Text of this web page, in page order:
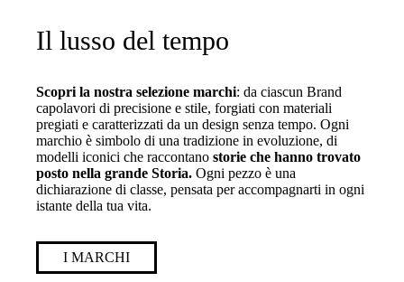
Il lusso del tempo
Scopri la nostra selezione marchi: da ciascun Brand
capolavori di precisione e stile, forgiati con materiali
pregiati e caratterizzati da un design senza tempo. Ogni
marchio è simbolo di una tradizione in evoluzione, di
modelli iconici che raccontano storie che hanno trovato
posto nella grande Storia. Ogni pezzo è una
dichiarazione di classe, pensata per accompagnarti in ogni
istante della tua vita.
I MARCHI